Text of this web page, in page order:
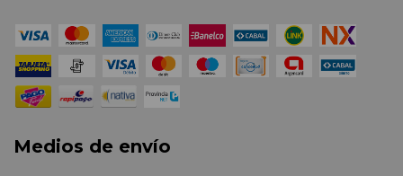
Medios de envío